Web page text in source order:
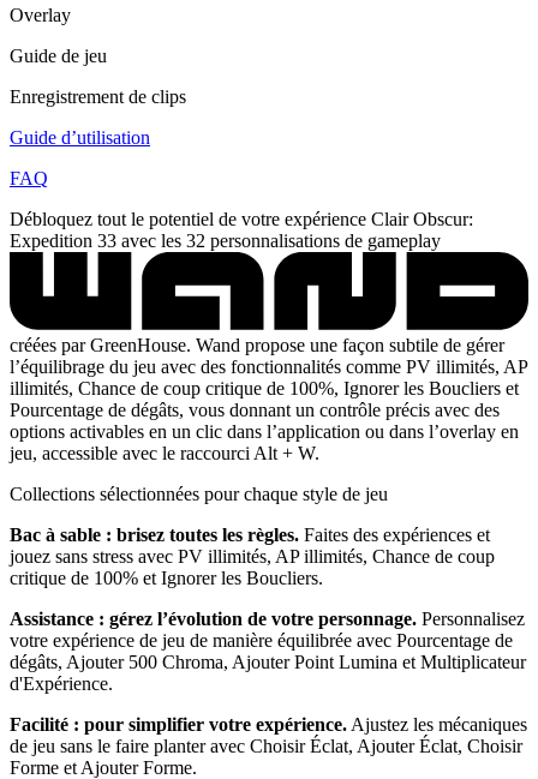
Overlay
Guide de jeu
Enregistrement de clips
Guide d’utilisation
FAQ
Débloquez tout le potentiel de votre expérience Clair Obscur:
Expedition 33 avec les 32 personnalisations de gameplay
créées par GreenHouse. Wand propose une façon subtile de gérer
l’équilibrage du jeu avec des fonctionnalités comme PV illimités, AP
illimités, Chance de coup critique de 100%, Ignorer les Boucliers et
Pourcentage de dégâts, vous donnant un contrôle précis avec des
options activables en un clic dans l’application ou dans l’overlay en
jeu, accessible avec le raccourci Alt + W.
Collections sélectionnées pour chaque style de jeu
Bac à sable : brisez toutes les règles. Faites des expériences et
jouez sans stress avec PV illimités, AP illimités, Chance de coup
critique de 100% et Ignorer les Boucliers.
Assistance : gérez l’évolution de votre personnage. Personnalisez
votre expérience de jeu de manière équilibrée avec Pourcentage de
dégâts, Ajouter 500 Chroma, Ajouter Point Lumina et Multiplicateur
d'Expérience.
Facilité : pour simplifier votre expérience. Ajustez les mécaniques
de jeu sans le faire planter avec Choisir Éclat, Ajouter Éclat, Choisir
Forme et Ajouter Forme.